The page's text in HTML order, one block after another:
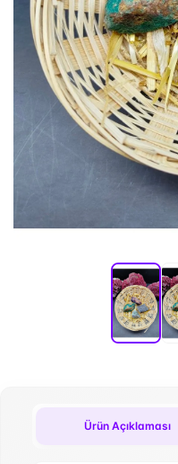
Ürün Açıklaması